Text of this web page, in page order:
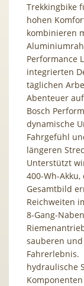
Trekkingbike
hohen
kombinieren
Performance
integrierten
täglichen
Abenteuer
Bosch
dynamische
Fahrgefühl
längeren
Unterstützt
400-Wh-
Gesamtbild
Reichweiten
8-Gang-
sauberen
Fahrerlebnis.
hydraulische